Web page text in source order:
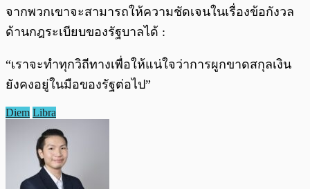
จากพวกเขาจะสามารถให้ความชัดเจนในเรื่องข้อกังวล
ด้านกฎระเบียบของรัฐบาลได้ :
“เราจะทำทุกวิถีทางเพื่อให้แน่ใจว่าการผูกขาดสกุลเงิน
ยังคงอยู่ในมือของรัฐต่อไป”
Diem Libra